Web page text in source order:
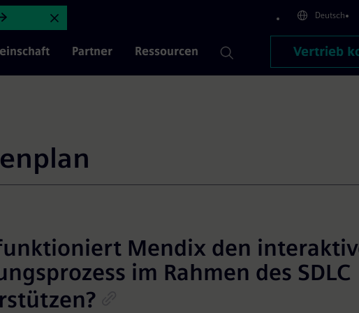
Planungsprozess | Mendix
Ankündigung schließen
Deutsch
Partner Ressourcen Vertrieb
Mendix den
im Rahmen des SDLC